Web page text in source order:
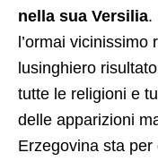
nella sua Versilia.
l’ormai vicinissimo
lusinghiero
tutte le religioni e
delle apparizioni
Erzegovina sta